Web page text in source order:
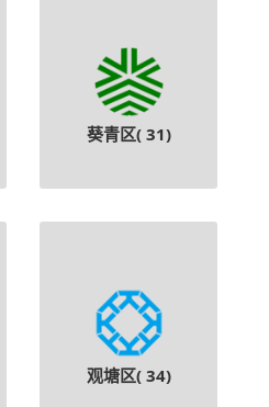
葵青区( 31)
观塘区( 34)